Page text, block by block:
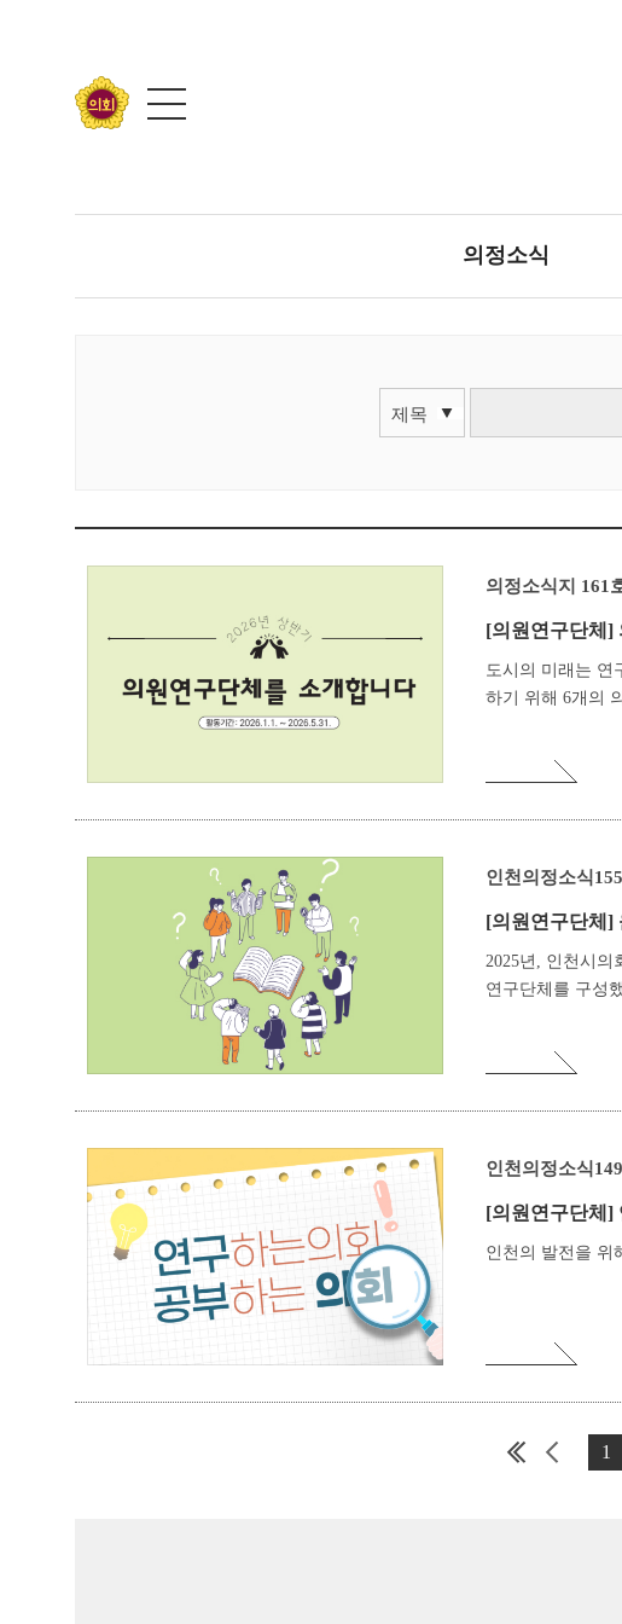
의정소식
의정소식지 161
[의원연구단체]
도시의 미래는 연
하기 위해 6개의
인천의정소식
[의원연구단체]
2025년, 인천시의
연구단체를 구성
인천의정소식
[의원연구단체]
인천의 발전을 위
1